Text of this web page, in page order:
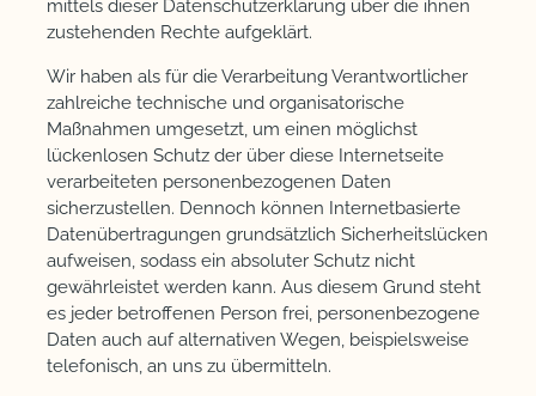
mittels dieser Datenschutzerklärung über die ihnen
zustehenden Rechte aufgeklärt.
Wir haben als für die Verarbeitung Verantwortlicher
zahlreiche technische und organisatorische
Maßnahmen umgesetzt, um einen möglichst
lückenlosen Schutz der über diese Internetseite
verarbeiteten personenbezogenen Daten
sicherzustellen. Dennoch können Internetbasierte
Datenübertragungen grundsätzlich Sicherheitslücken
aufweisen, sodass ein absoluter Schutz nicht
gewährleistet werden kann. Aus diesem Grund steht
es jeder betroffenen Person frei, personenbezogene
Daten auch auf alternativen Wegen, beispielsweise
telefonisch, an uns zu übermitteln.